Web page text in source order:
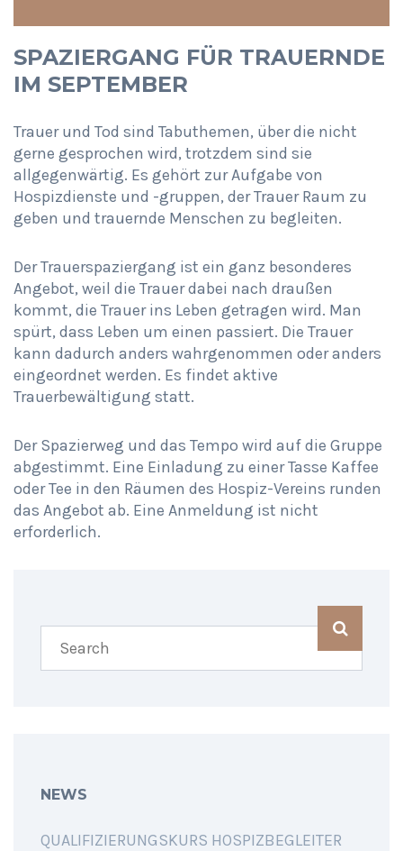
SPAZIERGANG FÜR TRAUERNDE
IM SEPTEMBER
Trauer und Tod sind Tabuthemen, über die nicht
gerne gesprochen wird, trotzdem sind sie
allgegenwärtig. Es gehört zur Aufgabe von
Hospizdienste und -gruppen, der Trauer Raum zu
geben und trauernde Menschen zu begleiten.
Der Trauerspaziergang ist ein ganz besonderes
Angebot, weil die Trauer dabei nach draußen
kommt, die Trauer ins Leben getragen wird. Man
spürt, dass Leben um einen passiert. Die Trauer
kann dadurch anders wahrgenommen oder anders
eingeordnet werden. Es findet aktive
Trauerbewältigung statt.
Der Spazierweg und das Tempo wird auf die Gruppe
abgestimmt. Eine Einladung zu einer Tasse Kaffee
oder Tee in den Räumen des Hospiz-Vereins runden
das Angebot ab. Eine Anmeldung ist nicht
erforderlich.
NEWS
QUALIFIZIERUNGSKURS HOSPIZBEGLEITER